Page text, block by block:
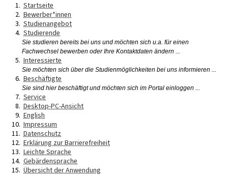
Startseite
Bewerber*innen
Studienangebot
Studierende
Sie studieren bereits bei uns und möchten sich u.a. für einen
Fachwechsel bewerben oder Ihre Kontaktdaten ändern ...
Interessierte
Sie möchten sich über die Studienmöglichkeiten bei uns informieren ...
Beschäftigte
Sie sind hier beschäftigt und möchten sich im Portal einloggen ...
Service
Desktop-PC-Ansicht
English
Impressum
Datenschutz
Erklärung zur Barrierefreiheit
Leichte Sprache
Gebärdensprache
Übersicht der Anwendung